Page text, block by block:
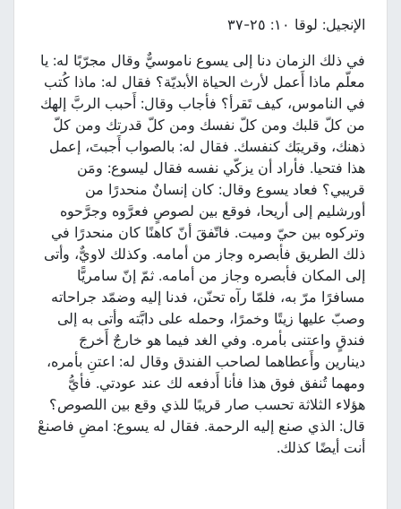
الإنجيل: لوقا ١٠: ٢٥-٣٧
في ذلك الزمان دنا إلى يسوع ناموسيٌّ وقال مجرّبًا له: يا
معلّم ماذا أَعمل لأرث الحياة الأبديّة؟ فقال له: ماذا كُتب
في الناموس، كيف تَقرأ؟ فأجاب وقال: أَحبب الربَّ إلهك
من كلّ قلبك ومن كلّ نفسك ومن كلّ قدرتك ومن كلّ
ذهنك، وقريبَك كنفسك. فقال له: بالصواب أَجبتَ، إعمل
هذا فتحيا. فأراد أن يزكّي نفسه فقال ليسوع: ومَن
قريبي؟ فعاد يسوع وقال: كان إنسانٌ منحدرًا من
أورشليم إلى أريحا، فوقع بين لصوصٍ فعرَّوه وجرَّحوه
وتركوه بين حيّ وميت. فاتّفقَ أنّ كاهنًا كان منحدرًا في
ذلك الطريق فأبصره وجاز من أمامه. وكذلك لاويٌّ، وأتى
إلى المكان فأبصره وجاز من أمامه. ثمّ إنّ سامريًّا
مسافرًا مرّ به، فلمّا رآه تحنّن، فدنا إليه وضمّد جراحاته
وصبّ عليها زيتًا وخمرًا، وحمله على دابَّته وأتى به إلى
فندقٍ واعتنى بأمره. وفي الغد فيما هو خارجٌ أَخرجَ
دينارين وأَعطاهما لصاحب الفندق وقال له: اعتنِ بأمره،
ومهما تُنفق فوق هذا فأنا أَدفعه لك عند عودتي. فأيُّ
هؤلاء الثلاثة تحسب صار قريبًا للذي وقع بين اللصوص؟
قال: الذي صنع إليه الرحمة. فقال له يسوع: امضِ فاصنعْ
أنت أيضًا كذلك.